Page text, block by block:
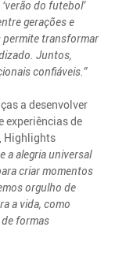
‘verão do futebol’
gerações e
permite transformar
Juntos,
confiáveis.”
a desenvolver
experiências de
Highlights
a alegria universal
criar momentos
orgulho de
a vida, como
formas